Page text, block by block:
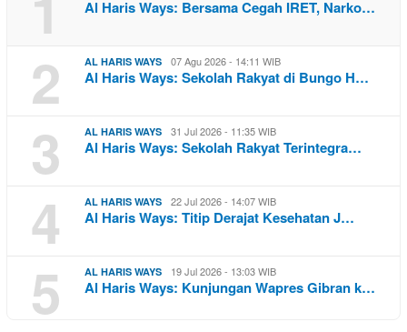
Al Haris Ways: Bersama Cegah IRET, Narko…
2 AL HARIS WAYS 07 Agu 2026 - 14:11 WIB
Al Haris Ways: Sekolah Rakyat di Bungo H…
3 AL HARIS WAYS 31 Jul 2026 - 11:35 WIB
Al Haris Ways: Sekolah Rakyat Terintegra…
4 AL HARIS WAYS 22 Jul 2026 - 14:07 WIB
Al Haris Ways: Titip Derajat Kesehatan J…
5 AL HARIS WAYS 19 Jul 2026 - 13:03 WIB
Al Haris Ways: Kunjungan Wapres Gibran k…